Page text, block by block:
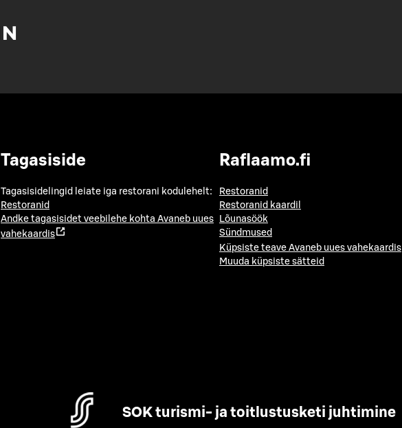
Tagasiside
Tagasisidelingid leiate iga restorani kodulehelt:
Restoranid
Andke tagasisidet veebilehe kohta Avaneb uues
vahekaardis
Raflaamo.fi
Restoranid
Restoranid kaardil
Lõunasöök
Sündmused
Küpsiste teave Avaneb uues vahekaardis
Muuda küpsiste sätteid
SOK turismi- ja toitlustusketi juhtimine